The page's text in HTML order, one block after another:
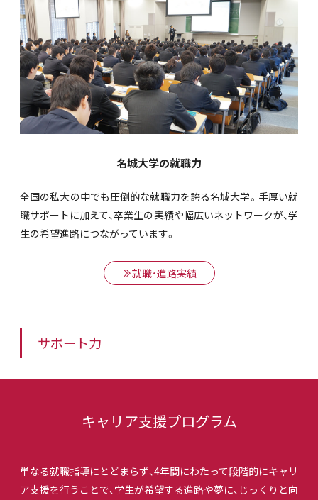
名城大学の就職力
全国の私大の中でも圧倒的な就職力を誇る名城大学。手厚い就
職サポートに加えて、卒業生の実績や幅広いネットワークが、学
生の希望進路につながっています。
就職・進路実績
サポート力
キャリア支援プログラム
単なる就職指導にとどまらず、4年間にわたって段階的にキャリ
ア支援を行うことで、学生が希望する進路や夢に、じっくりと向